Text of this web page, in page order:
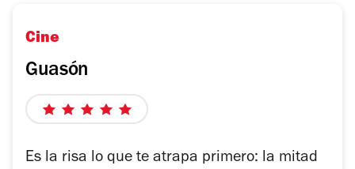
Cine
Guasón
5
Es la risa lo que te atrapa primero: la mitad